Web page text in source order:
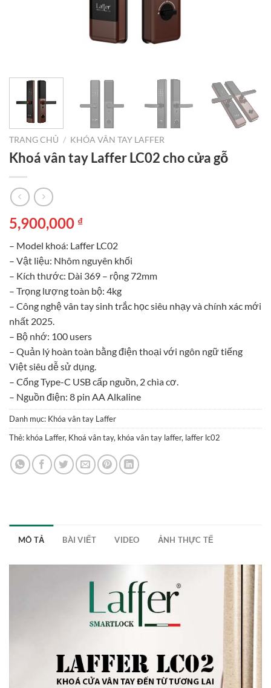
TRANG CHỦ / KHÓA VÂN TAY LAFFER
Khoá vân tay Laffer LC02 cho cửa gỗ
5,900,000 ₫
– Model khoá: Laffer LC02
– Vật liệu: Nhôm nguyên khối
– Kích thước: Dài 369 – rộng 72mm
– Trọng lượng toàn bộ: 4kg
– Công nghệ vân tay sinh trắc học siêu nhạy và chính xác mới
nhất 2025.
– Bộ nhớ: 100 users
– Quản lý hoàn toàn bằng điện thoại với ngôn ngữ tiếng
Việt siêu dễ sử dụng.
– Cổng Type-C USB cấp nguồn, 2 chìa cơ.
– Nguồn điện: 8 pin AA Alkaline
Danh mục: Khóa vân tay Laffer
Thẻ: khóa Laffer, Khoá vân tay, khóa vân tay laffer, laffer lc02
MÔ TẢ BÀI VIẾT VIDEO ẢNH THỰC TẾ